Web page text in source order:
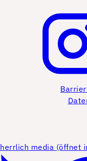
herrlich media (öffnet